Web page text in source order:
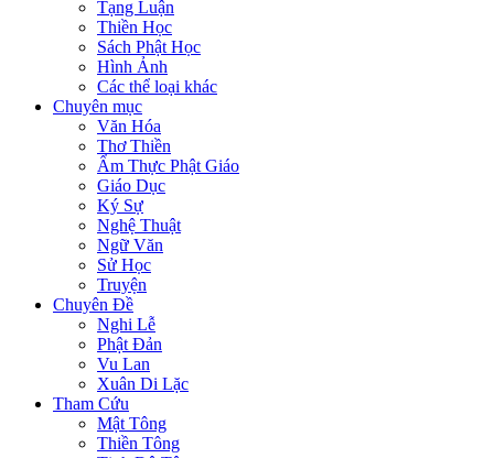
Tạng Luận
Thiền Học
Sách Phật Học
Hình Ảnh
Các thể loại khác
Chuyên mục
Văn Hóa
Thơ Thiền
Ẩm Thực Phật Giáo
Giáo Dục
Ký Sự
Nghệ Thuật
Ngữ Văn
Sử Học
Truyện
Chuyên Đề
Nghi Lễ
Phật Đản
Vu Lan
Xuân Di Lặc
Tham Cứu
Mật Tông
Thiền Tông